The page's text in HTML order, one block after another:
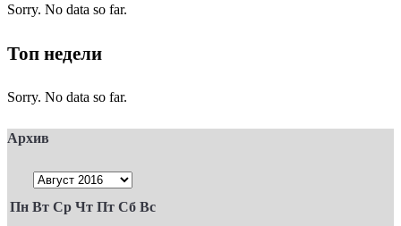
Sorry. No data so far.
Топ недели
Sorry. No data so far.
Архив
Пн Вт Ср Чт Пт Сб Вс